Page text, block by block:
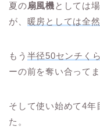
夏の扇風機としては
が、 暖房としては全
もう 半径50センチく
ーの前を奪い合ってま
そして使い始めて4年
た。